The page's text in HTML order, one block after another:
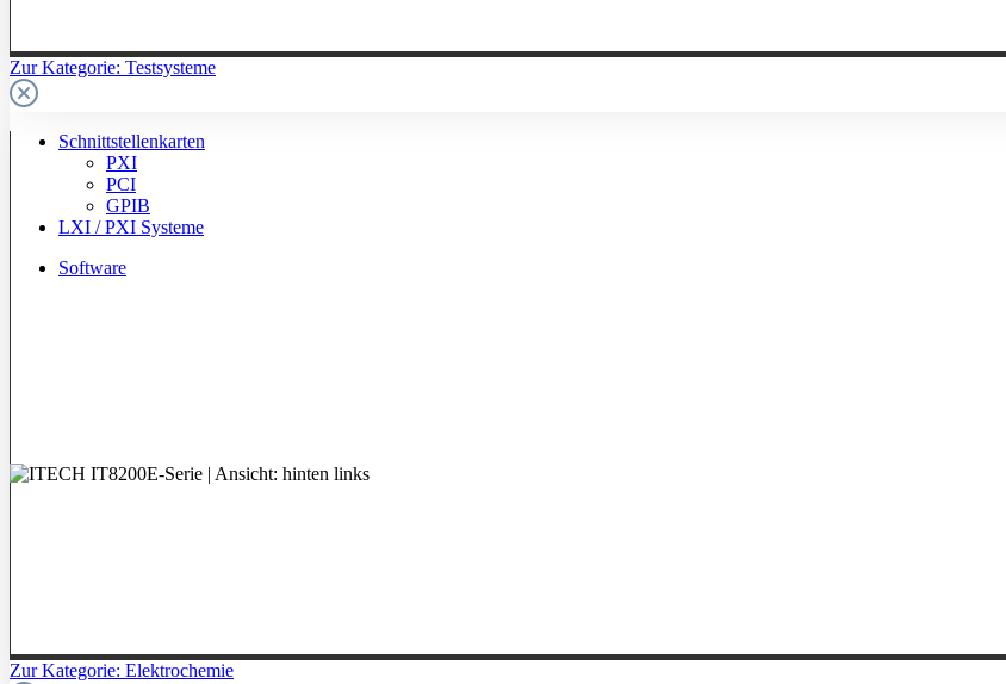
Zur Kategorie: Testsysteme
Schnittstellenkarten
PXI
PCI
GPIB
LXI / PXI Systeme
Software
Zur Kategorie: Elektrochemie